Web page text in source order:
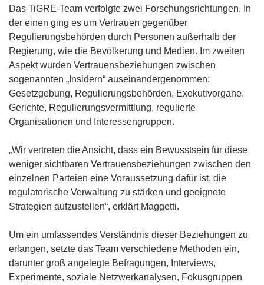
F
e
n
s
e
)
t
i
n
n
e
u
e
m
F
n
s
t
e
r
e
i
n
u
e
n
s
t
)
Das TiGRE-Team verfolgte zwei Forschungsrichtungen. In
der einen ging es um Vertrauen gegenüber
Regulierungsbehörden durch Personen außerhalb der
Regierung, wie die Bevölkerung und Medien. Im zweiten
Aspekt wurden Vertrauensbeziehungen zwischen
sogenannten „Insidern“ auseinandergenommen:
Gesetzgebung, Regulierungsbehörden, Exekutivorgane,
Gerichte, Regulierungsvermittlung, regulierte
Organisationen und Interessengruppen.
„Wir vertreten die Ansicht, dass ein Bewusstsein für diese
weniger sichtbaren Vertrauensbeziehungen zwischen den
einzelnen Parteien eine Voraussetzung dafür ist, die
regulatorische Verwaltung zu stärken und geeignete
Strategien aufzustellen“, erklärt Maggetti.
Um ein umfassendes Verständnis dieser Beziehungen zu
erlangen, setzte das Team verschiedene Methoden ein,
darunter groß angelegte Befragungen, Interviews,
Experimente, soziale Netzwerkanalysen, Fokusgruppen